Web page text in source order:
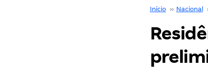
Início ›› Nacional